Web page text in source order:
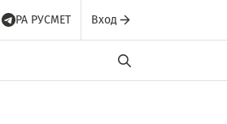
РА РУСМЕТ Вход